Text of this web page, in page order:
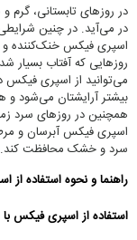
در روزهای تابستانی،
در می‌آید. در چنین
اسپری فیکس خنک‌کننده و
روزهایی که آفتاب بسیار
همچنین در روزهای سرد
اسپری فیکس آبرسان و
سرد و خشک محافظت کند.
راهنما و نحوه استفاده از
استفاده از اسپری فیکس